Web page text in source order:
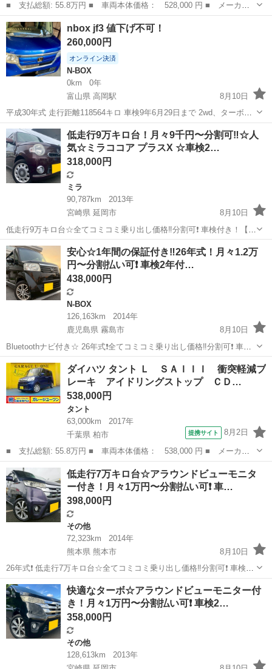
■ 支払総額: 55.8万円 ■ 車両本体価格： 528,000 円 ■ メーカー
名： マツダ ■ 車種名： フレアワゴン ■ グレード名： ＸＧ
ナビ フルセグＴＶ Ｂｌｕｅｔｏｏｔｈ 衝突軽減ブレーキ アイ
ドリングスト...
千葉 柏市
nbox jf3 値下げ不可！
260,000円
オンライン決済
N-BOX
0km
0年
富山県 高岡駅
8月10日
平成30年式 走行距離118564キロ 車検9年6月29日まで 2wd、ターボ無
し 98000キロで購入、ブレーキパッド、スパークプラグ、CVTフルー
ドは購入後すぐ交換しました。 現状で走行問題無し、エンジン、ミッ
ション、エ...
富山 高岡市 高岡駅 N-BOX
低走行9万キロ台！月々9千円〜分割可‼️☆人
気☆ミラココア プラスX ☆車検2…
318,000円
ミラ
90,787km
2013年
宮崎県 延岡市
8月10日
低走行9万キロ台☆全てコミコミ乗り出し価格‼️分割可❗️ 車検付き！【名
義変更代込み】Bluetoothナビ付き☆走行中DVD見れます☆ETC付き☆
おしゃれな内装・圧迫感の無い車内☆ドライブレコーダー付き☆その
まま乗って帰れ...
宮崎 延岡市 ミラ
安心☆1年間の保証付き‼️26年式！月々1.2万
円〜分割払い可❗️ 車検2年付…
438,000円
N-BOX
126,163km
2014年
鹿児島県 霧島市
8月10日
Bluetoothナビ付き☆ 26年式❗️全てコミコミ乗り出し価格‼️分割可❗️ 車検2
年付き！【名義変更代込み】大人気☆ホンダ N-BOX G・Lパッケージ
☆ステアリングスイッチ付き☆Bluetoothナビ付き☆走行中DV...
鹿児島 霧島市 N-BOX
ダイハツ タント Ｌ ＳＡＩＩＩ 衝突軽減ブ
レーキ アイドリングストップ ＣＤ…
538,000円
タント
63,000km
2017年
千葉県 柏市
提携サイト 8月2日
■ 支払総額: 55.8万円 ■ 車両本体価格： 538,000 円 ■ メーカー
名： ダイハツ ■ 車種名： タント ■ グレード名： Ｌ ＳＡＩ
ＩＩ 衝突軽減ブレーキ アイドリングストップ ＣＤ ＡＢＳ エ
アコン パワ...
千葉 柏市 タント
低走行7万キロ台☆アラウンドビューモニタ
ー付き！月々1万円〜分割払い可❗️ 車…
398,000円
その他
72,323km
2014年
熊本県 熊本市
8月10日
26年式❗️ 低走行7万キロ台☆全てコミコミ乗り出し価格‼️分割可❗️ 車検2
年付き【名義変更代込み】大人気☆日産 デイズ ハイウェイスターG☆
日産純正ナビ付き☆走行中DVD見れます☆ステアリングスイッチ付き
☆便利なバックカ...
熊本 熊本市 その他
快適なターボ☆アラウンドビューモニター付
き！月々1万円〜分割払い可❗️ 車検2…
358,000円
その他
128,613km
2013年